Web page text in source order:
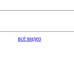
всё видео